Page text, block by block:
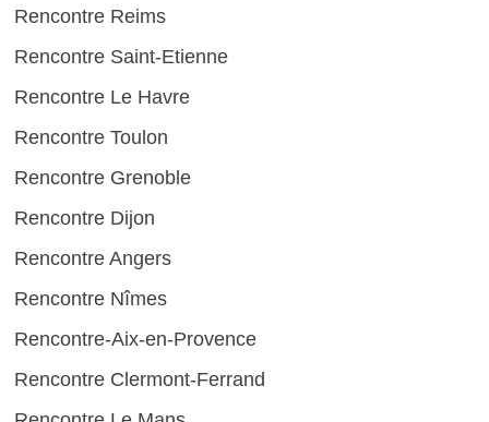
Rencontre Reims
Rencontre Saint-Etienne
Rencontre Le Havre
Rencontre Toulon
Rencontre Grenoble
Rencontre Dijon
Rencontre Angers
Rencontre Nîmes
Rencontre-Aix-en-Provence
Rencontre Clermont-Ferrand